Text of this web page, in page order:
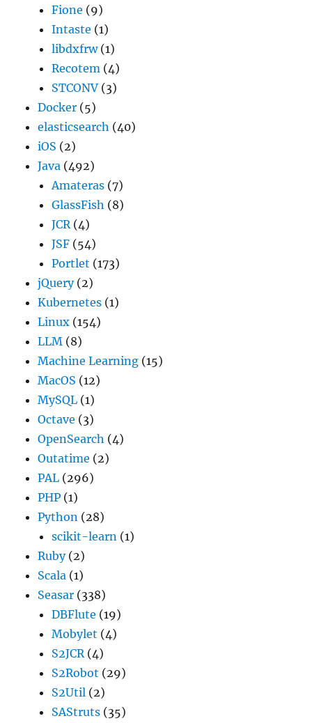
Fione (9)
Intaste (1)
libdxfrw(1)
Recotem (4)
STCONV (3)
Docker (5)
elasticsearch (40)
iOS (2)
Java (492)
Amateras (7)
GlassFish (8)
JCR(4)
JSF (54)
Portlet (173)
jQuery(2)
Kubernetes (1)
Linux (154)
LLM (8)
Machine Learning (15)
MacOS (12)
MySQL (1)
Octave (3)
OpenSearch (4)
Outatime (2)
PAL (296)
PHP (1)
Python (28)
scikit-learn (1)
Ruby(2)
Scala (1)
Seasar (338)
DBFlute (19)
Mobylet (4)
S2JCR(4)
S2Robot (29)
S2Util (2)
SAStruts (35)